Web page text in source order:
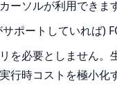
ーソルが利用できます
ポートしていれば)
を必要としません
行時コストを極小化